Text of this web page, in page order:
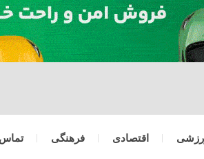
اقتصادی فرهنگی تماس